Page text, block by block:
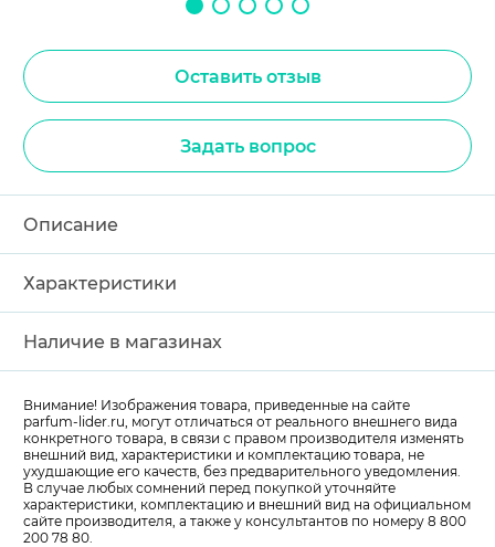
Оставить отзыв
Задать вопрос
Описание
Характеристики
Наличие в магазинах
Внимание! Изображения товара, приведенные на сайте
parfum-lider.ru, могут отличаться от реального внешнего вида
конкретного товара, в связи с правом производителя изменять
внешний вид, характеристики и комплектацию товара, не
ухудшающие его качеств, без предварительного уведомления.
В случае любых сомнений перед покупкой уточняйте
характеристики, комплектацию и внешний вид на официальном
сайте производителя, а также у консультантов по номеру 8 800
200 78 80.